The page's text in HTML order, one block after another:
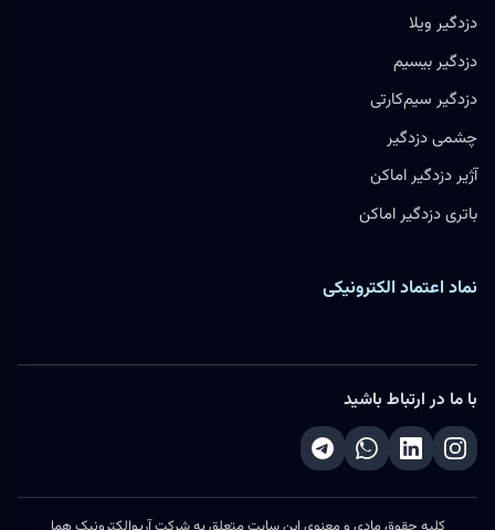
دزدگیر ویلا
دزدگیر بیسیم
دزدگیر سیم‌کارتی
چشمی دزدگیر
آژیر دزدگیر اماکن
باتری دزدگیر اماکن
نماد اعتماد الکترونیکی
با ما در ارتباط باشید